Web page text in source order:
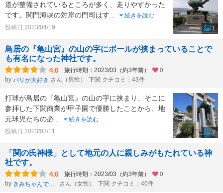
道が整備されているところが多く、走りやすかった
です。関門海峡の対岸の門司はす
続きを読む
投稿日:2023/04/19
1
鳥居の『亀山宮』の山の字にボールが挟まっていることで
も有名になった神社です。
4.0 旅行時期：2023/03（約3年前）
0
by パリが大好き さん（男性） 下関 クチコミ：43件
打球が鳥居の『亀山宮』の山の字に挟まり、そこに
参拝した下関商業が甲子園で優勝したことから、地
元球児たちの必
続きを読む
投稿日:2023/03/11
7
「関の氏神様」として地元の人に親しみがもたれている神
社です。
4.0 旅行時期：2023/03（約3年前）
0
by
きみちゃんです。 さん（女性） 下関 クチコミ：40件